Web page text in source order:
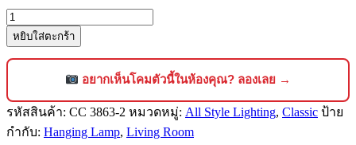
จำนวน
โคม
ไฟ
แช
นเดอ
เลีย
หยิบใส่ตะกร้า
อยากเห็นโคมตัวนี้ในห้องคุณ? ลองเลย →
รหัสสินค้า: CC 3863-2 หมวดหมู่: All Style Lighting, Classic ป้าย
กำกับ: Hanging Lamp, Living Room